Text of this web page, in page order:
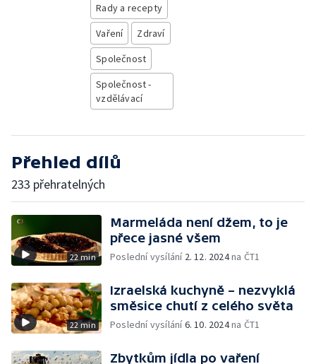
Rady a recepty
Vaření
Zdraví
Společnost
Společnost -
vzdělávací
Přehled dílů
233 přehratelných
22 min
Marmeláda není džem, to je
přece jasné všem
Poslední vysílání 2. 12. 2024na ČT1
22 min
Izraelská kuchyně – nezvyklá
směsice chutí z celého světa
Poslední vysílání6. 10. 2024na ČT1
Zbytkům jídla po vaření